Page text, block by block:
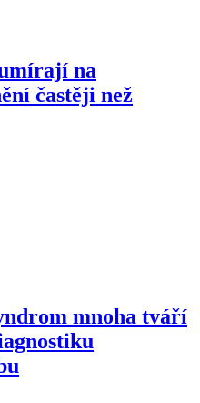
na
častěji než
mnoha tváří